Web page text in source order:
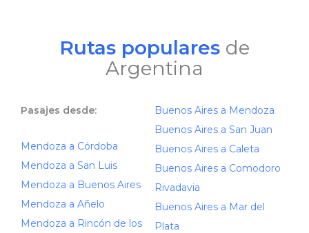
Rutas populares de
Argentina
Pasajes desde:
Mendoza a Córdoba
Mendoza a San Luis
Mendoza a Buenos Aires
Mendoza a Añelo
Mendoza a Rincón de los
Buenos Aires a Mendoza
Buenos Aires a San Juan
Buenos Aires a Caleta
Buenos Aires a Comodoro
Rivadavia
Buenos Aires a Mar del
Plata